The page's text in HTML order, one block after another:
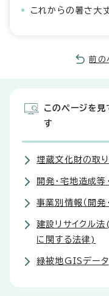
これからの暑さ大
前の
このページを
す
埋蔵文化財の取
開発・宅地造成等
事業別情報（開発
建設リサイクル
に関する法律)
緑被地GISデータ